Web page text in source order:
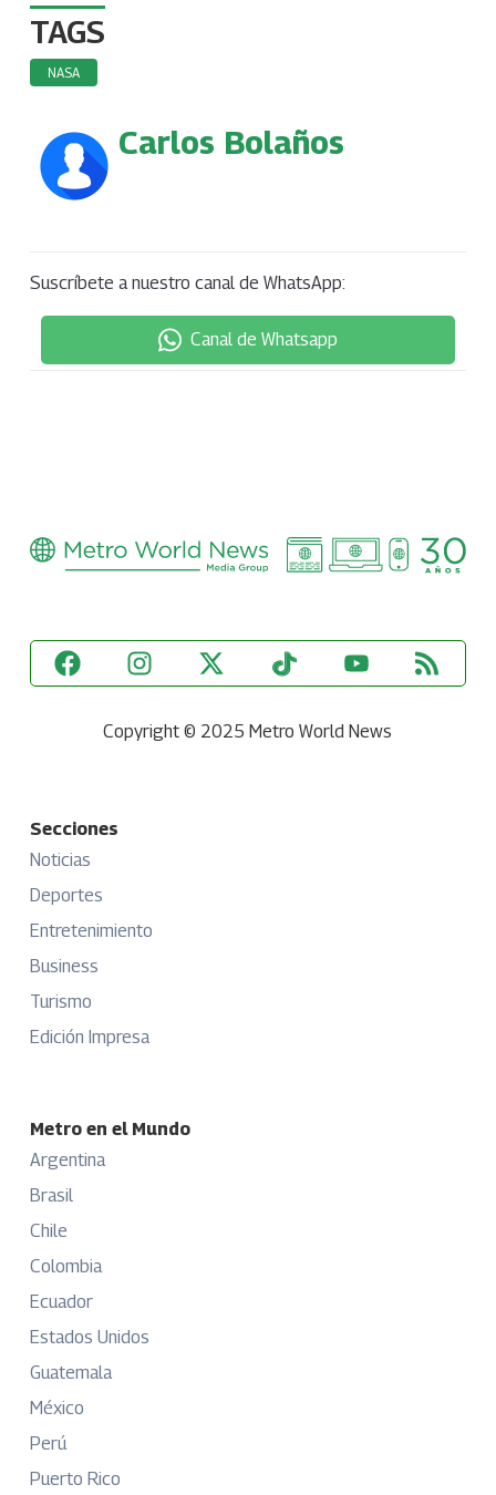
TAGS
NASA
Carlos Bolaños
Suscríbete a nuestro canal de WhatsApp:
Canal de Whatsapp
Copyright © 2025 Metro World News
Secciones
Noticias
Deportes
Entretenimiento
Business
Turismo
Edición Impresa
Metro en el Mundo
Argentina
Brasil
Chile
Colombia
Ecuador
Estados Unidos
Guatemala
México
Perú
Puerto Rico